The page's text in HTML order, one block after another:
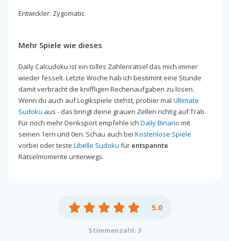
Entwickler: Zygomatic
Mehr Spiele wie dieses
Daily Calcudoku ist ein tolles Zahlenrätsel das mich immer
wieder fesselt. Letzte Woche hab ich bestimmt eine Stunde
damit verbracht die kniffligen Rechenaufgaben zu lösen.
Wenn du auch auf Logikspiele stehst, probier mal Ultimate
Sudoku aus - das bringt deine grauen Zellen richtig auf Trab.
Für noch mehr Denksport empfehle ich Daily Binario mit
seinen 1ern und 0en. Schau auch bei Kostenlose Spiele
vorbei oder teste Libelle Sudoku für entspannte
Rätselmomente unterwegs.
5.0
Stimmenzahl: 3